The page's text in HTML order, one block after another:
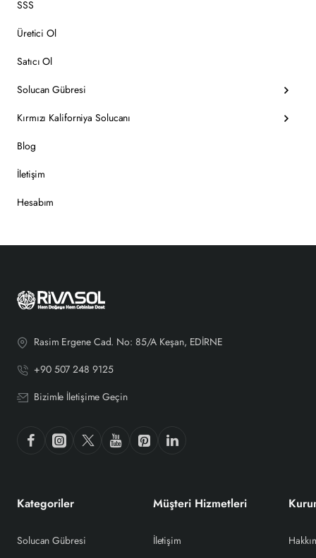
SSS
Üretici Ol
Satıcı Ol
Solucan Gübresi
Kırmızı Kaliforniya Solucanı
Blog
İletişim
Hesabım
Rasim Ergene Cad. No: 85/A Keşan, EDİRNE
+90 507 248 9125
Bizimle İletişime Geçin
Kategoriler
Solucan Gübresi
Müşteri Hizmetleri
İletişim